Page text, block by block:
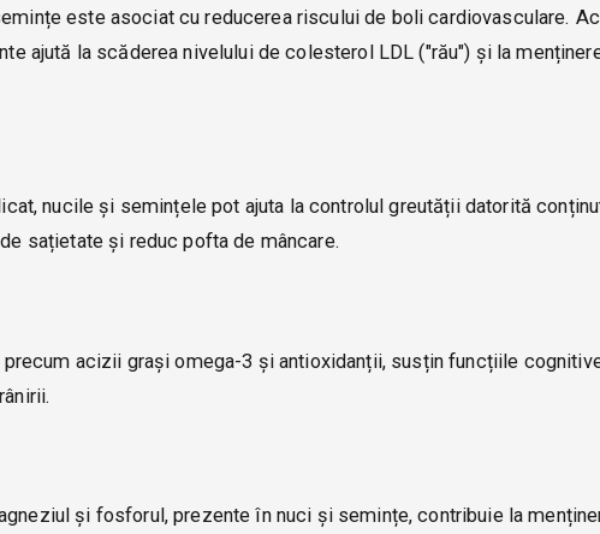
este asociat cu reducerea riscului de boli cardiovasculare.
ajută la scăderea nivelului de colesterol LDL ("rău") și la
nucile și semințele pot ajuta la controlul greutății datorită
sațietate și reduc pofta de mâncare.
acizii grași omega-3 și antioxidanții, susțin funcțiile
și fosforul, prezente în nuci și semințe, contribuie la